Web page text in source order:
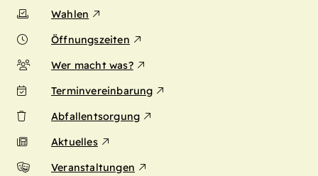
Wahlen
Öffnungszeiten
Wer macht was?
Terminvereinbarung
Abfallentsorgung
Aktuelles
Veranstaltungen